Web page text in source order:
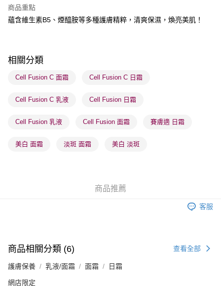
BoC Pay
每筆HK$65.00，滿HK$300.00或以上免運費
順豐站及營業點 - 確認發貨後1-3個工作天送達
物流公司進行物流配送
澳門地區配送 - 確認發貨後1-4個工作天送達 運費表
商品重點
蘊含維生素B5、煙醯胺等多種護膚精粹，清爽保濕，煥亮美肌！
相關分類
Cell Fusion C 面霜 Cell Fusion C 日霜
Cell Fusion C 乳液 Cell Fusion 日霜
Cell Fusion 乳液 Cell Fusion 面霜 賽膚適 日霜
美白 面霜 淡斑 面霜 美白 淡斑
商品推薦
客服
商品相關分類 (6) 查看全部
護膚保養 乳液/面霜 面霜 日霜
網店限定